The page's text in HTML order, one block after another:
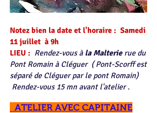
​Notez bien la date et l'horaire : Samedi
11 juillet à 9h ​
LIEU : Rendez-vous à la Malterierue du
Pont Romain à Cléguer ( Pont-Scorff est
séparé de Cléguer par le pont Romain)
Rendez-vous 15 mn avant l'atelier .
ATELIER AVEC CAPITAINE